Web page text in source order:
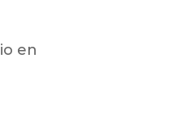
en